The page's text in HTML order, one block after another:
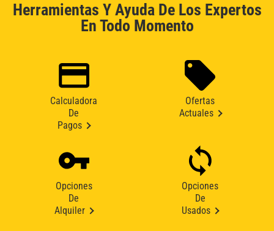
Herramientas Y Ayuda De Los Expertos
En Todo Momento
Calculadora
De
Pagos
Ofertas
Actuales
Opciones
De
Alquiler
Opciones
De
Usados